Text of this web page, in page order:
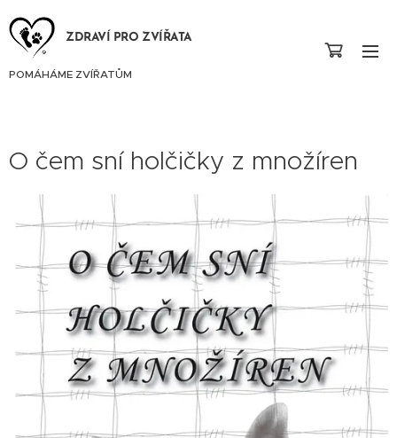
ZDRAVÍ PRO ZVÍŘATA
POMÁHÁME ZVÍŘATŮM
O čem sní holčičky z množíren